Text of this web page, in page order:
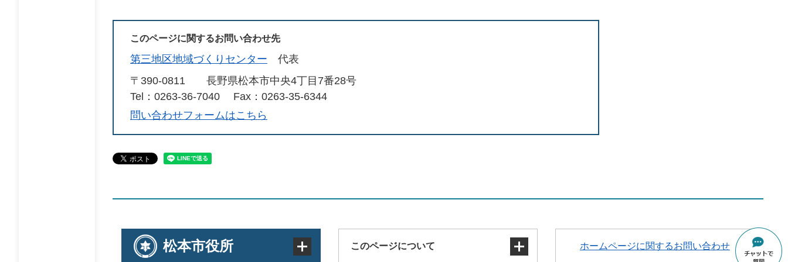
このページに関するお問い合わせ先
第三地区地域づくりセンター
代表
〒390-0811
長野県松本市中央4丁目7番28号
Tel：0263-36-7040
Fax：0263-35-6344
問い合わせフォームはこちら
松本市役所 このページについて ホームページに関するお問い合わせ